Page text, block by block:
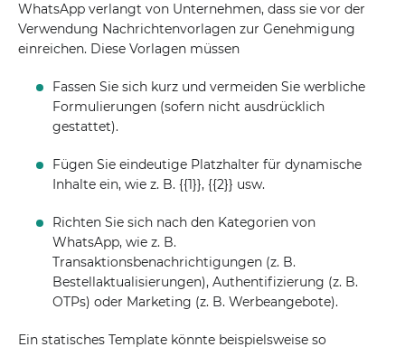
WhatsApp verlangt von Unternehmen, dass sie vor der
Verwendung Nachrichtenvorlagen zur Genehmigung
einreichen. Diese Vorlagen müssen
Fassen Sie sich kurz und vermeiden Sie werbliche
Formulierungen (sofern nicht ausdrücklich
gestattet).
Fügen Sie eindeutige Platzhalter für dynamische
Inhalte ein, wie z. B. {{1}}, {{2}} usw.
Richten Sie sich nach den Kategorien von
WhatsApp, wie z. B.
Transaktionsbenachrichtigungen (z. B.
Bestellaktualisierungen), Authentifizierung (z. B.
OTPs) oder Marketing (z. B. Werbeangebote).
Ein statisches Template könnte beispielsweise so